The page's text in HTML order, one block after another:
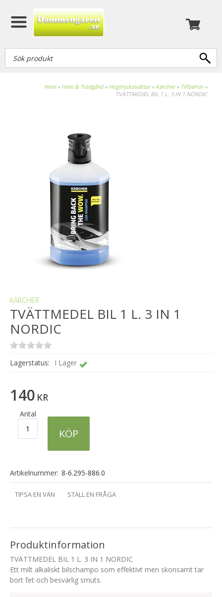
Hem» Hem & Trädgård» Högtryckstvättar» Kärcher» Tillbehör»
TVÄTTMEDEL BIL 1 L. 3 IN 1 NORDIC
KÄRCHER
TVÄTTMEDEL BIL 1 L. 3 IN 1
NORDIC
Lagerstatus: I Lager
140 KR
Antal
KÖP
Artikelnummer: 8-6.295-886.0
TIPSA EN VÄN STÄLL EN FRÅGA
Produktinformation
TVÄTTMEDEL BIL 1 L. 3 IN 1 NORDIC
Ett milt alkaliskt bilschampo som effektivt men skonsamt tar
bort fet och besvärlig smuts.